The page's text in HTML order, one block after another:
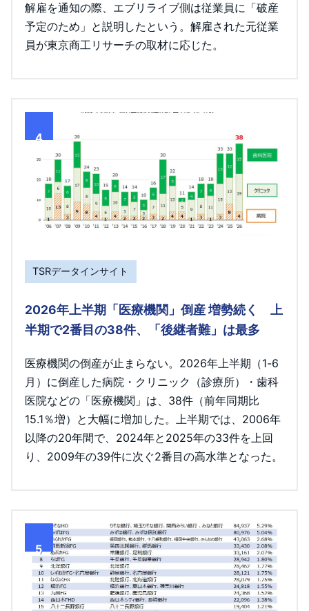
解雇を通知の際、エブリライブ側は従業員に「破産
予定のため」と説明したという。解雇された元従業
員が東京商工リサーチの取材に応じた。
4
TSRデータインサイト
2026年上半期「医療機関」倒産 増勢続く 上
半期で2番目の38件、「後継者難」は最多
医療機関の倒産が止まらない。2026年上半期（1-6
月）に倒産した病院・クリニック（診療所）・歯科
医院などの「医療機関」は、38件（前年同期比
15.1％増）と大幅に増加した。上半期では、2006年
以降の20年間で、2024年と2025年の33件を上回
り、2009年の39件に次ぐ2番目の高水準となった。
5